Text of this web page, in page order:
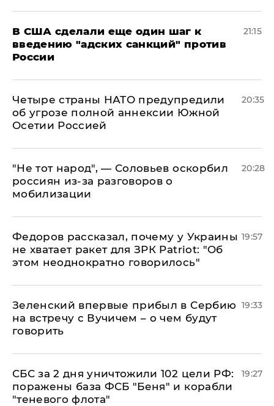
В США сделали еще один шаг к
введению "адских санкций" против
России
21:15
Четыре страны НАТО предупредили
об угрозе полной аннексии Южной
Осетии Россией
20:35
​"Не тот народ", — Соловьев оскорбил
россиян из-за разговоров о
мобилизации
20:28
Федоров рассказал, почему у Украины
не хватает ракет для ЗРК Patriot: "Об
этом неоднократно говорилось"
19:57
Зеленский впервые прибыл в Сербию
на встречу с Вучичем – о чем будут
говорить
19:33
СБС за 2 дня уничтожили 102 цели РФ:
поражены база ФСБ "Беня" и корабли
"теневого флота"
19:27